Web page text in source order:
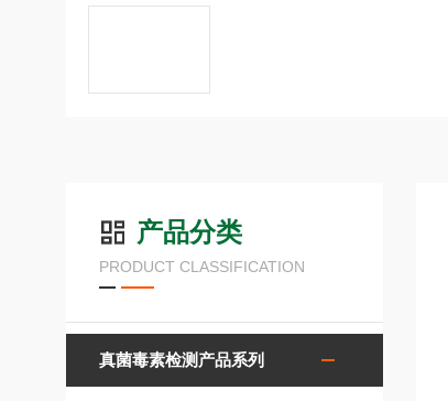
产品分类
PRODUCT CLASSIFICATION
真菌毒素检测产品系列